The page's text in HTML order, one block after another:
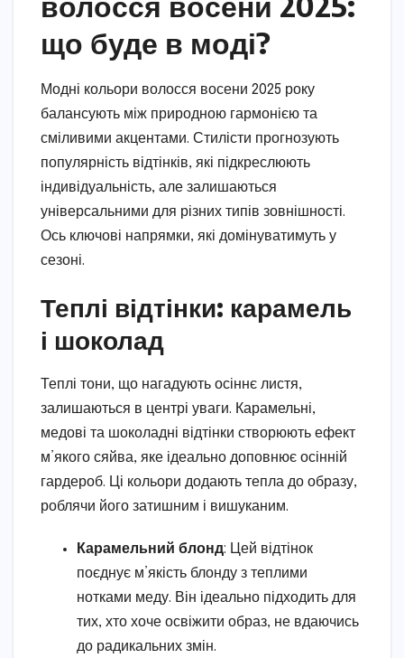
що буде в моді?
Модні кольори волосся восени 2025 року
балансують між природною гармонією та
сміливими акцентами. Стилісти прогнозують
популярність відтінків, які підкреслюють
індивідуальність, але залишаються
універсальними для різних типів зовнішності.
Ось ключові напрямки, які домінуватимуть у
сезоні.
Теплі відтінки: карамель
і шоколад
Теплі тони, що нагадують осіннє листя,
залишаються в центрі уваги. Карамельні,
медові та шоколадні відтінки створюють ефект
м’якого сяйва, яке ідеально доповнює осінній
гардероб. Ці кольори додають тепла до образу,
роблячи його затишним і вишуканим.
Карамельний блонд: Цей відтінок
поєднує м’якість блонду з теплими
нотками меду. Він ідеально підходить для
тих, хто хоче освіжити образ, не вдаючись
до радикальних змін.